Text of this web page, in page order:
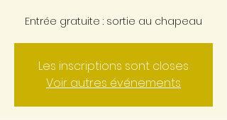
Entrée gratuite : sortie au chapeau
Les inscriptions sont closes
Voir autres événements